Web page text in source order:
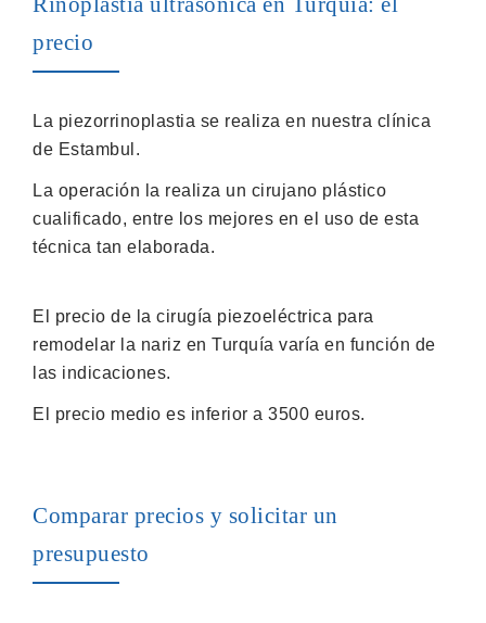
precio
La piezorrinoplastia se realiza en nuestra clínica
de Estambul.
La operación la realiza un cirujano plástico
cualificado, entre los mejores en el uso de esta
técnica tan elaborada.
El precio de la cirugía piezoeléctrica para
remodelar la nariz en Turquía varía en función de
las indicaciones.
El precio medio es inferior a 3500 euros.
Comparar precios y solicitar un
presupuesto